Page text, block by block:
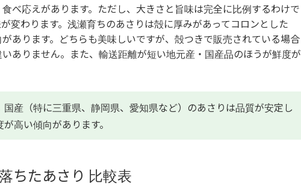
べ応えがあります。ただし、大きさと旨味は完全に比例するわけで
変わります。浅瀬育ちのあさりは殻に厚みがあってコロンとした
あります。どちらも美味しいですが、殻つきで販売されている場合
ありません。また、輸送距離が短い地元産・国産品のほうが鮮度が
産（特に三重県、静岡県、愛知県など）のあさりは品質が安定し
高い傾向があります。
ちたあさり 比較表